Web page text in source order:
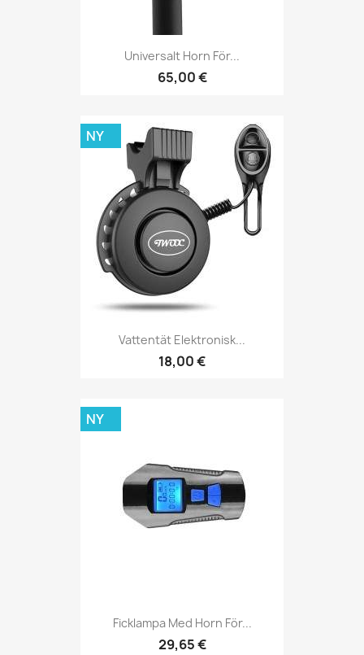
Universalt Horn För...
65,00 €
Vattentät Elektronisk...
18,00 €
NY
Ficklampa Med Horn För...
29,65 €
NY